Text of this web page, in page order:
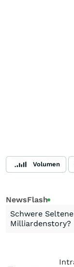
Volumen
NewsFlash
Schwere
Milliardenstory?